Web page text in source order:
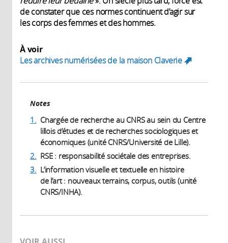
de constater que ces normes continuent d’agir sur
les corps des femmes et des hommes.
À voir
Les archives numérisées de la maison Claverie
(link
external)
Notes
1. Chargée de recherche au CNRS au sein du Centre
lillois d’études et de recherches sociologiques et
économiques (unité CNRS/Université de Lille).
2. RSE : responsabilité sociétale des entreprises.
3. L’information visuelle et textuelle en histoire
de l’art : nouveaux terrains, corpus, outils (unité
CNRS/INHA).